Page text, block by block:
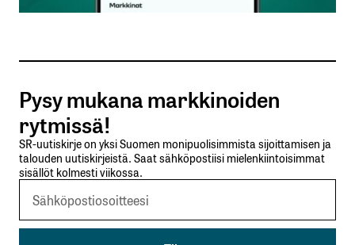
Nimesi tai nimimerkkisi
Sähköpostiosoitteesi*
Pysy mukana markkinoiden
rytmissä!
SR-uutiskirje on yksi Suomen monipuolisimmista sijoittamisen ja
talouden uutiskirjeistä. Saat sähköpostiisi mielenkiintoisimmat
sisällöt kolmesti viikossa.